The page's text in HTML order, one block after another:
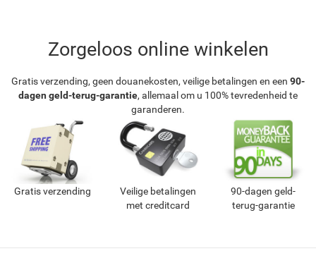
Zorgeloos online winkelen
Gratis verzending, geen douanekosten, veilige betalingen en een 90-
dagen geld-terug-garantie, allemaal om u 100% tevredenheid te
garanderen.
Gratis verzending
Veilige betalingen
met creditcard
90-dagen geld-
terug-garantie